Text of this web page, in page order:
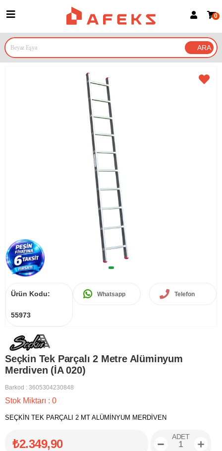
Google İle Bağlan
0
Ürün Kodu:
55973
Whatsapp Telefon
Seçkin Tek Parçalı 2 Metre Alüminyum
Merdiven (İA 020)
Barkod : 3605304230848
Stok Miktarı : 0
SEÇKİN TEK PARÇALI 2 MT ALÜMİNYUM MERDİVEN
₺2.349,90
ADET